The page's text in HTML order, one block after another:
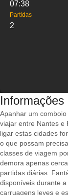
07:38
Partidas
2
Apanhar um
viajar entre Nantes e
ligar estas cidades
o que possam
classes de viagem
demora apenas
partidas diárias.
disponíveis durante
carruagens leves e